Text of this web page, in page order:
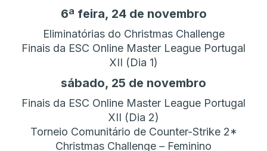
6ª feira, 24 de novembro
Eliminatórias do Christmas Challenge
Finais da ESC Online Master League Portugal
XII (Dia 1)
sábado, 25 de novembro
Finais da ESC Online Master League Portugal
XII (Dia 2)
Torneio Comunitário de Counter-Strike 2*
Christmas Challenge – Feminino